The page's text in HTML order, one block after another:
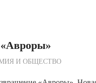
по Редакции
И ОБЩЕСТВО